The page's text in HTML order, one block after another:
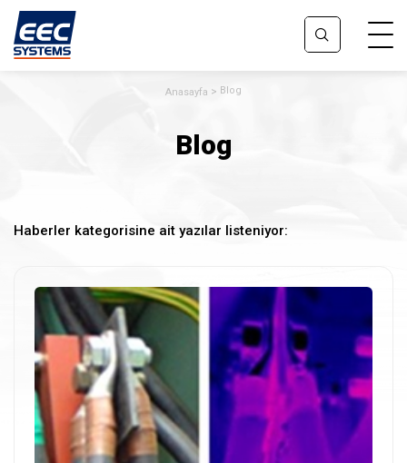
Anasayfa Blog
Blog
Haberler kategorisine ait yazılar listeniyor: